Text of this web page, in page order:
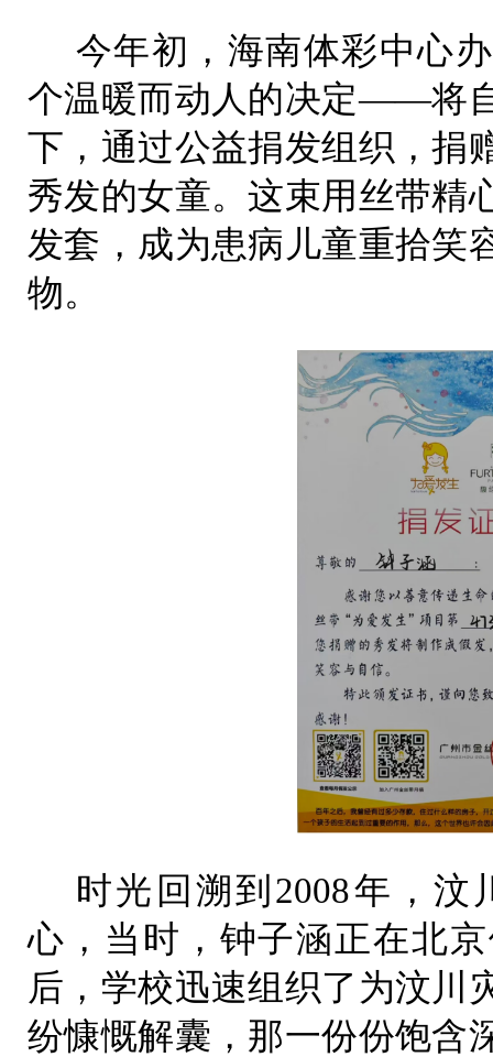
今年初，海南体彩中心
个温暖而动人的决定——将
下，通过公益捐发组织，捐
秀发的女童。这束用丝带精
发套，成为患病儿童重拾笑
物。
时光回溯到2008年，
心，当时，钟子涵正在北
后，学校迅速组织了为汶川
纷慷慨解囊，那一份份饱含